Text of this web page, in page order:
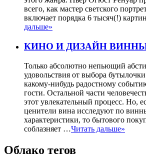
всего, как мастер светского
включает порядка 6 тысяч(!)
дальше»
КИНО И ДИЗАЙН
Только абсолютно непьющий
удовольствия от выбора
какому-нибудь радостному
гости. Остальной части
этот увлекательный процесс. Но,
ценители вина исследуют по
характеристики, то бытового
соблазняет …Читать дальше»
Облако тегов